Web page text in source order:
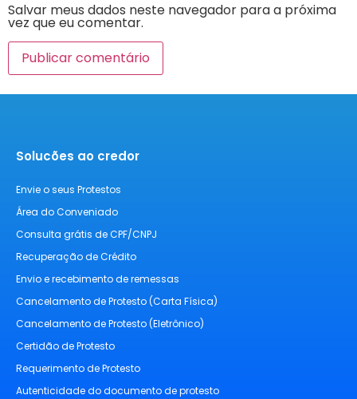
Salvar meus dados neste navegador para a próxima
vez que eu comentar.
Solucões ao credor
Envie o seus Protestos
Área do Conveniado
Consulta grátis de CPF/CNPJ
Recuperação de Crédito
Envio e recebimento de remessas
Cancelamento de Protesto (Carta Física)
Cancelamento de Protesto (Eletrônico)
Certidão de Protesto
Requerimento de Protesto
Autenticidade do documento de protesto